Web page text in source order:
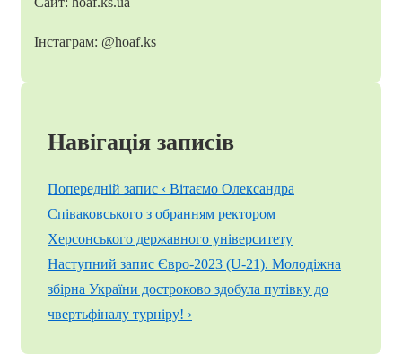
Інстаграм: @hoaf.ks
Навігація записів
Попередній запис ‹ Вітаємо Олександра
Співаковського з обранням ректором
Херсонського державного університету
Наступний запис Євро-2023 (U-21). Молодіжна
збірна України достроково здобула путівку до
чвертьфіналу турніру! ›